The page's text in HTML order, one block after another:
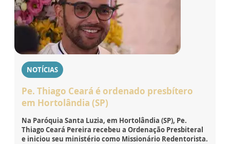
NOTÍCIAS
Pe. Thiago Ceará é ordenado presbítero
em Hortolândia (SP)
Na Paróquia Santa Luzia, em Hortolândia (SP), Pe.
Thiago Ceará Pereira recebeu a Ordenação Presbiteral
e iniciou seu ministério como Missionário Redentorista.